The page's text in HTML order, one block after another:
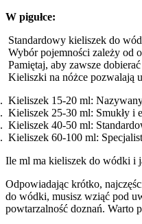
W pigułce:
Standardowy kieliszek do
Wybór pojemności zależy od
Pamiętaj, aby zawsze
Kieliszki na nóżce pozwalają
Kieliszek 15-20 ml:
Kieliszek 25-30 ml: Smukły i
Kieliszek 40-50 ml:
Kieliszek 60-100 ml:
Ile ml ma kieliszek do wódki i
Odpowiadając krótko,
do wódki, musisz wziąć pod
powtarzalność doznań. Warto